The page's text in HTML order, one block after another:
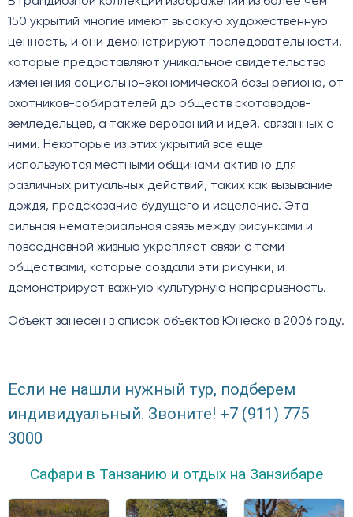
150 укрытий многие имеют высокую художественную
ценность, и они демонстрируют последовательности,
которые предоставляют уникальное свидетельство
изменения социально-экономической базы региона, от
охотников-собирателей до обществ скотоводов-
земледельцев, а также верований и идей, связанных с
ними. Некоторые из этих укрытий все еще
используются местными общинами активно для
различных ритуальных действий, таких как вызывание
дождя, предсказание будущего и исцеление. Эта
сильная нематериальная связь между рисунками и
повседневной жизнью укрепляет связи с теми
обществами, которые создали эти рисунки, и
демонстрирует важную культурную непрерывность.
Объект занесен в список объектов Юнеско в 2006 году.
Если не нашли нужный тур, подберем
индивидуальный. Звоните! +7 (911) 775
3000
Сафари в Танзанию и отдых на Занзибаре